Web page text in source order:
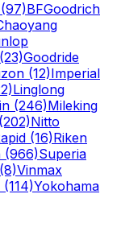
(97)BFGoodrich
(23)Goodride
(12)Imperial
Linglong
(246)Mileking
(202)Nitto
(16)Riken
(966)Superia
(8)Vinmax
(114)Yokohama